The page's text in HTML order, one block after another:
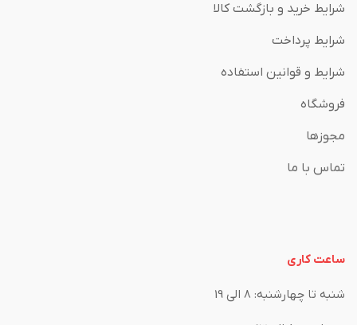
شرایط خرید و بازگشت کالا
شرایط پرداخت
شرایط و قوانین استفاده
فروشگاه
مجوزها
تماس با ما
ساعت کاری
شنبه تا چهارشنبه: 8 الی 19